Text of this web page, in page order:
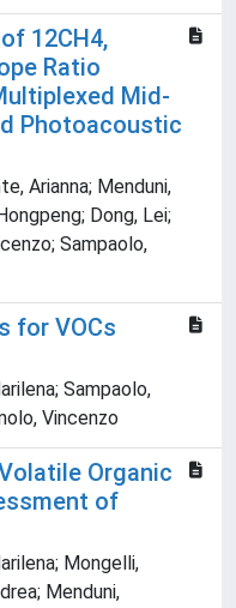
12CH4,
Ratio
Mid-
Photoacoustic
Arianna; Menduni,
Dong, Lei;
Sampaolo,
for VOCs
Sampaolo,
Vincenzo
Organic
of
Mongelli,
Menduni,